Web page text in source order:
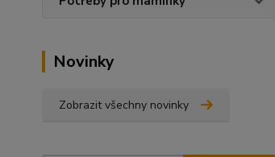
Novinky
Zobrazit všechny novinky